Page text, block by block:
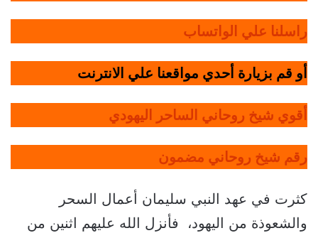
راسلنا علي الواتساب
أو قم بزيارة أحدي مواقعنا علي الانترنت
أقوي شيخ روحاني الساحر اليهودي
رقم شيخ روحاني مضمون
كثرت في عهد النبي سليمان أعمال السحر
والشعوذة من اليهود، فأنزل الله عليهم اثنين من